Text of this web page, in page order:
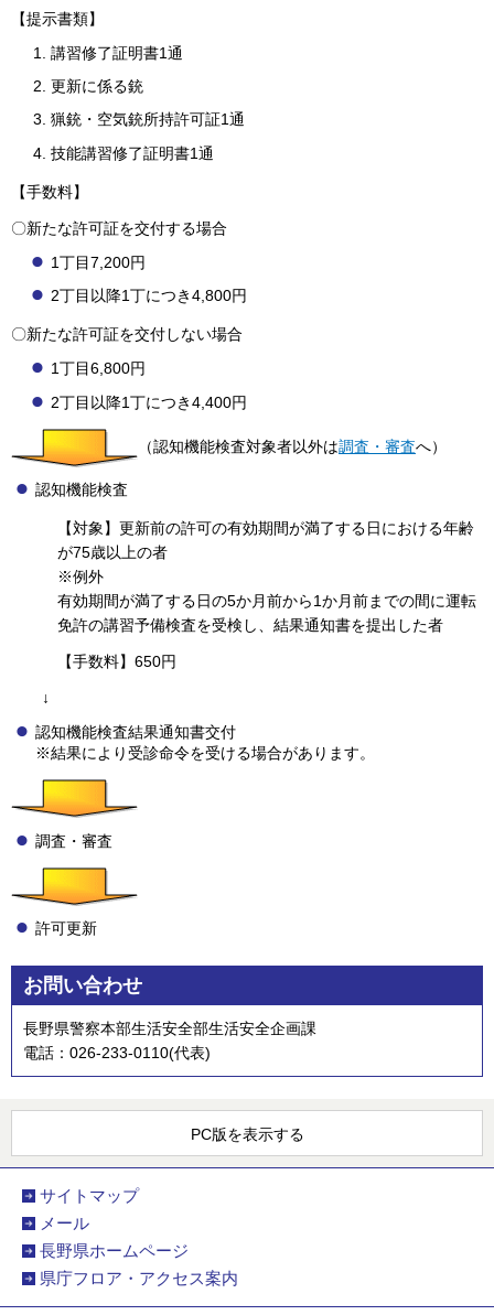
【提示書類】
講習修了証明書1通
更新に係る銃
猟銃・空気銃所持許可証1通
技能講習修了証明書1通
【手数料】
〇新たな許可証を交付する場合
1丁目7,200円
2丁目以降1丁につき4,800円
〇新たな許可証を交付しない場合
1丁目6,800円
2丁目以降1丁につき4,400円
（認知機能検査対象者以外は調査・審査へ）
認知機能検査
【対象】更新前の許可の有効期間が満了する日における年齢
が75歳以上の者
※例外
有効期間が満了する日の5か月前から1か月前までの間に運転
免許の講習予備検査を受検し、結果通知書を提出した者
【手数料】650円
↓
認知機能検査結果通知書交付
※結果により受診命令を受ける場合があります。
調査・審査
許可更新
お問い合わせ
長野県警察本部生活安全部生活安全企画課
電話：026-233-0110(代表)
PC版を表示する
サイトマップ
メール
長野県ホームページ
県庁フロア・アクセス案内